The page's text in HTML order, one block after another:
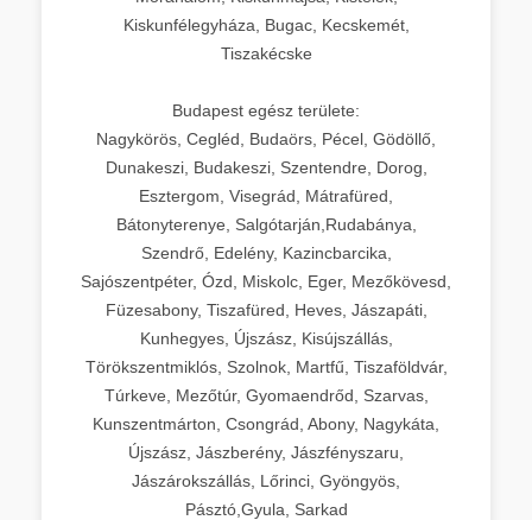
Kiskunfélegyháza, Bugac, Kecskemét,
Tiszakécske
Budapest egész területe:
Nagykörös, Cegléd, Budaörs, Pécel, Gödöllő,
Dunakeszi, Budakeszi, Szentendre, Dorog,
Esztergom, Visegrád, Mátrafüred,
Bátonyterenye, Salgótarján,Rudabánya,
Szendrő, Edelény, Kazincbarcika,
Sajószentpéter, Ózd, Miskolc, Eger, Mezőkövesd,
Füzesabony, Tiszafüred, Heves, Jászapáti,
Kunhegyes, Újszász, Kisújszállás,
Törökszentmiklós, Szolnok, Martfű, Tiszaföldvár,
Túrkeve, Mezőtúr, Gyomaendrőd, Szarvas,
Kunszentmárton, Csongrád, Abony, Nagykáta,
Újszász, Jászberény, Jászfényszaru,
Jászárokszállás, Lőrinci, Gyöngyös,
Pásztó,Gyula, Sarkad